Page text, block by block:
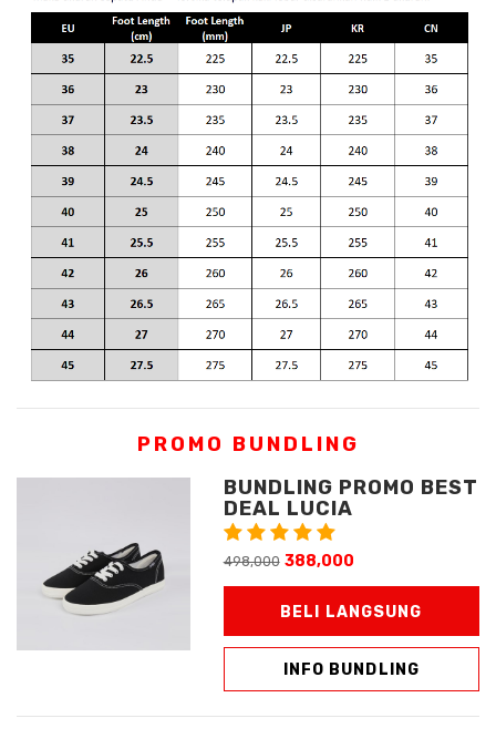
PROMO BUNDLING
BUNDLING PROMO BEST
DEAL LUCIA
498,000 388,000
BELI LANGSUNG
INFO BUNDLING